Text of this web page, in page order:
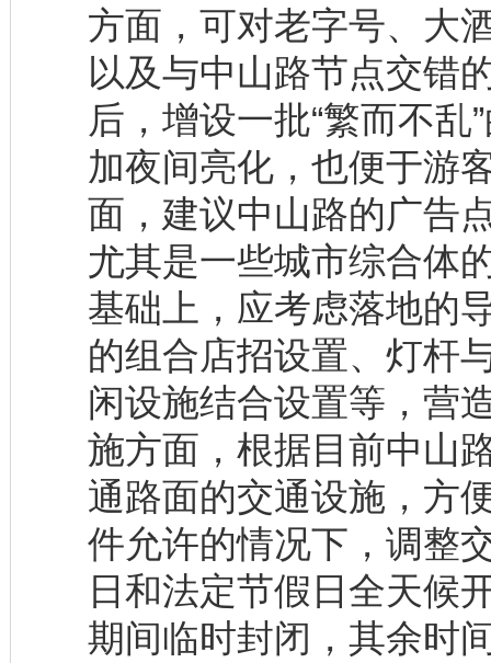
方面，可对老字号、大
以及与中山路节点交错
后，增设一批“繁而不
加夜间亮化，也便于游
面，建议中山路的广告
尤其是一些城市综合体
基础上，应考虑落地的
的组合店招设置、灯杆
闲设施结合设置等，营
施方面，根据目前中山
通路面的交通设施，方
件允许的情况下，调整
日和法定节假日全天候
期间临时封闭，其余时